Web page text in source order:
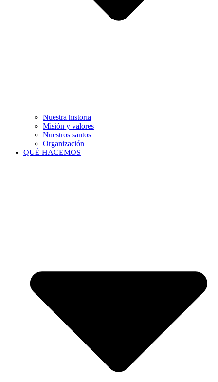
Nuestra historia
Misión y valores
Nuestros santos
Organización
QUÉ HACEMOS